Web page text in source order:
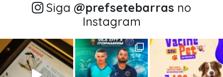
Siga @‌prefsetebarras no
Instagram